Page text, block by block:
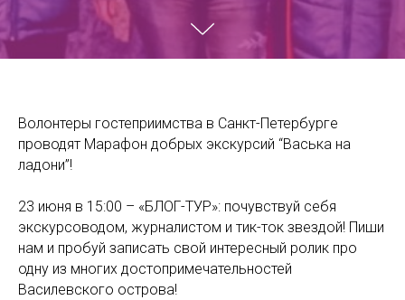
Волонтеры гостеприимства в Санкт-Петербурге
проводят Марафон добрых экскурсий “Васька на
ладони”!
23 июня в 15:00 – «БЛОГ-ТУР»: почувствуй себя
экскурсоводом, журналистом и тик-ток звездой! Пиши
нам и пробуй записать свой интересный ролик про
одну из многих достопримечательностей
Василевского острова!